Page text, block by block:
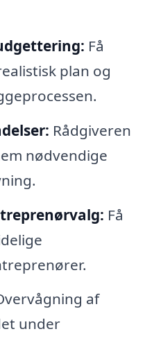
Få
plan og
Rådgiveren
nødvendige
Få
af
under